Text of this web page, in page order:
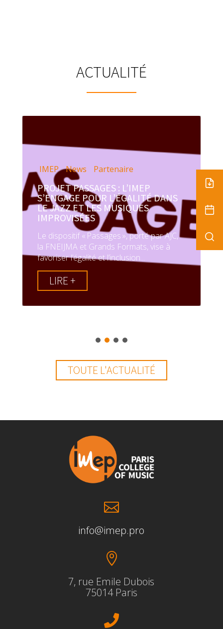
ACTUALITÉ
IMEP News Partenaire
PROJET PASSAGES : L’IMEP
S’ENGAGE POUR L’ÉGALITÉ DANS
LE JAZZ ET LES MUSIQUES
IMPROVISÉES
Le dispositif « Passages », porté par AJC,
la FNEIJMA et Grands Formats, vise à
favoriser l’égalité et l’inclusion...
LIRE +
TOUTE L'ACTUALITÉ

info@imep.pro

7, rue Emile Dubois
75014 Paris
